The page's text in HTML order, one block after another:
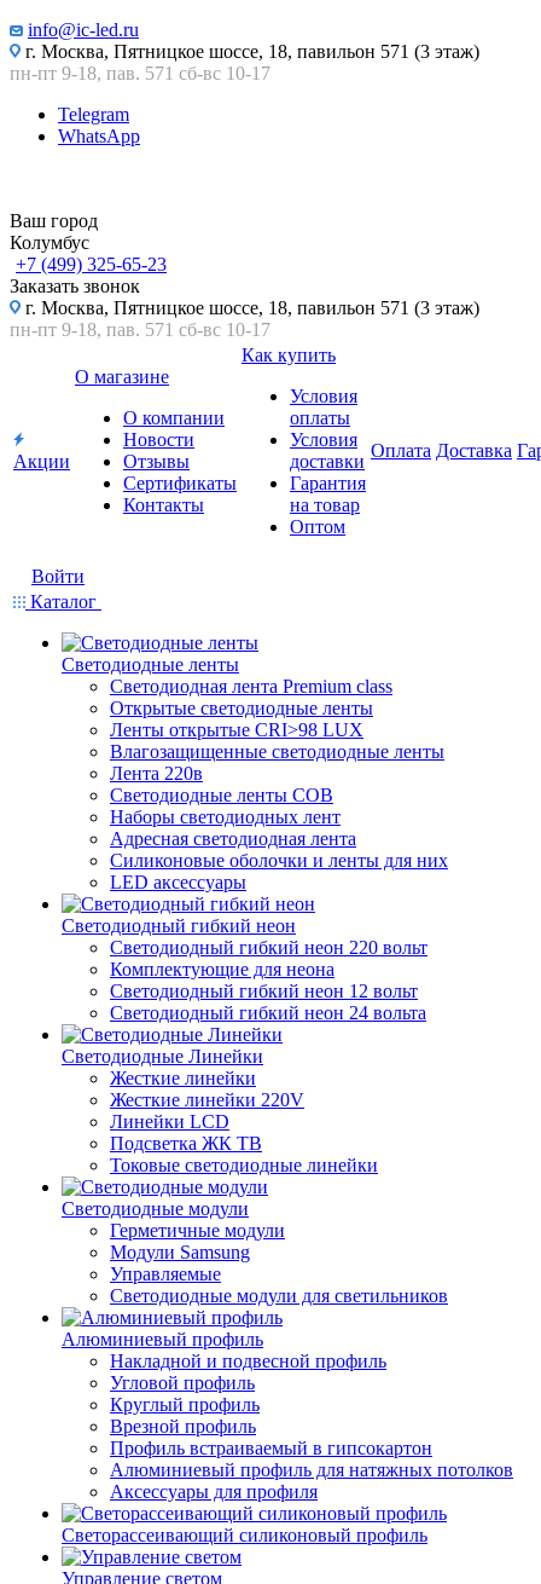
info@ic-led.ru
г. Москва, Пятницкое шоссе, 18, павильон 571 (3 этаж)
пн-пт 9-18, пав. 571 сб-вс 10-17
Telegram
WhatsApp
Ваш город
Колумбус
+7 (499) 325-65-23
Заказать звонок
г. Москва, Пятницкое шоссе, 18, павильон 571 (3 этаж)
пн-пт 9-18, пав. 571 сб-вс 10-17
Акции
О магазине
О компании
Новости
Отзывы
Сертификаты
Контакты
Как купить
Условия
оплаты
Условия
доставки
Гарантия
на товар
Оптом
Оплата Доставка
Войти
Каталог
Светодиодные ленты
Светодиодная лента Premium class
Открытые светодиодные ленты
Ленты открытые CRI>98 LUX
Влагозащищенные светодиодные ленты
Лента 220в
Светодиодные ленты COB
Наборы светодиодных лент
Адресная светодиодная лента
Силиконовые оболочки и ленты для них
LED аксессуары
Светодиодный гибкий неон
Светодиодный гибкий неон 220 вольт
Комплектующие для неона
Светодиодный гибкий неон 12 вольт
Светодиодный гибкий неон 24 вольта
Светодиодные Линейки
Жесткие линейки
Жесткие линейки 220V
Линейки LCD
Подсветка ЖК ТВ
Токовые светодиодные линейки
Светодиодные модули
Герметичные модули
Модули Samsung
Управляемые
Светодиодные модули для светильников
Алюминиевый профиль
Накладной и подвесной профиль
Угловой профиль
Круглый профиль
Врезной профиль
Профиль встраиваемый в гипсокартон
Алюминиевый профиль для натяжных потолков
Аксессуары для профиля
Светорассеивающий силиконовый профиль
Управление светом